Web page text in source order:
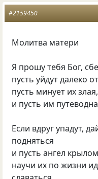
#2159450
Молитва матери
Я прошу тебя Бог,
пусть уйдут далеко
пусть минует их
и пусть им
Если вдруг упадут,
подняться
и пусть ангел
научи их по жизни